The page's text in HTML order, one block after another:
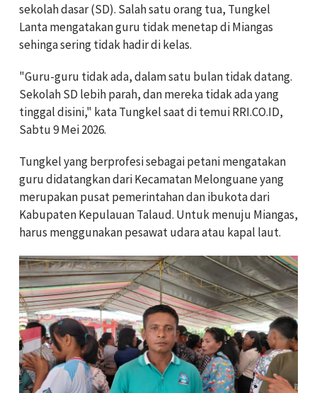
sekolah dasar (SD). Salah satu orang tua, Tungkel
Lanta mengatakan guru tidak menetap di Miangas
sehinga sering tidak hadir di kelas.
"Guru-guru tidak ada, dalam satu bulan tidak datang.
Sekolah SD lebih parah, dan mereka tidak ada yang
tinggal disini," kata Tungkel saat di temui RRI.CO.ID,
Sabtu 9 Mei 2026.
Tungkel yang berprofesi sebagai petani mengatakan
guru didatangkan dari Kecamatan Melonguane yang
merupakan pusat pemerintahan dan ibukota dari
Kabupaten Kepulauan Talaud. Untuk menuju Miangas,
harus menggunakan pesawat udara atau kapal laut.